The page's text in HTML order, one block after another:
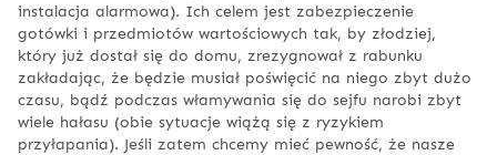
instalacja alarmowa). Ich celem jest zabezpieczenie
gotówki i przedmiotów wartościowych tak, by złodziej,
który już dostał się do domu, zrezygnował z rabunku
zakładając, że będzie musiał poświęcić na niego zbyt dużo
czasu, bądź podczas włamywania się do sejfu narobi zbyt
wiele hałasu (obie sytuacje wiążą się z ryzykiem
przyłapania). Jeśli zatem chcemy mieć pewność, że nasze